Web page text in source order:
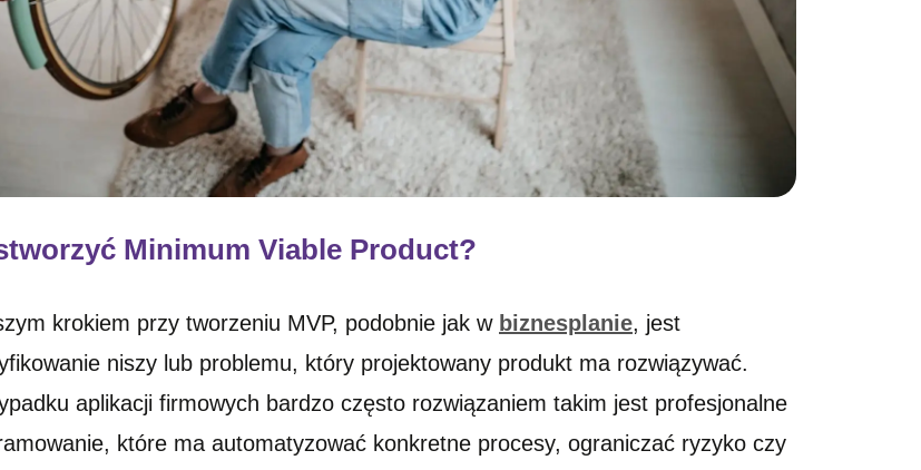
Minimum Viable Product?
krokiem przy tworzeniu MVP, podobnie jak w biznesplanie, jest
niszy lub problemu, który projektowany produkt ma rozwiązywać.
aplikacji firmowych bardzo często rozwiązaniem takim jest profesjonalne
które ma automatyzować konkretne procesy, ograniczać ryzyko czy